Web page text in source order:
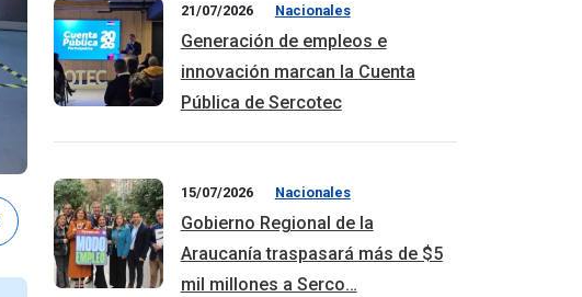
21/07/2026 Nacionales
Generación de empleos e
innovación marcan la Cuenta
Pública de Sercotec
15/07/2026 Nacionales
Gobierno Regional de la
Araucanía traspasará más de $5
mil millones a Serco…